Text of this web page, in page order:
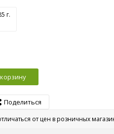
г.
Поделиться
от цен в розничных